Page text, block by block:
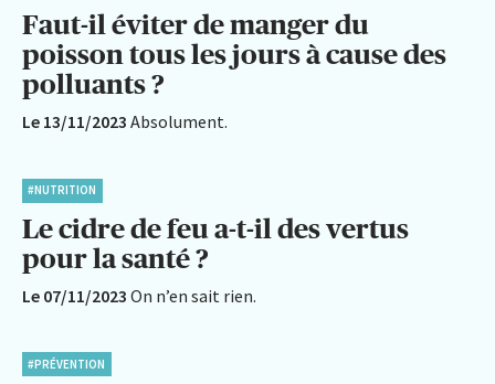
Faut-il éviter de manger du
poisson tous les jours à cause des
polluants ?
Le 13/11/2023 Absolument.
#NUTRITION
Le cidre de feu a-t-il des vertus
pour la santé ?
Le 07/11/2023 On n’en sait rien.
#PRÉVENTION